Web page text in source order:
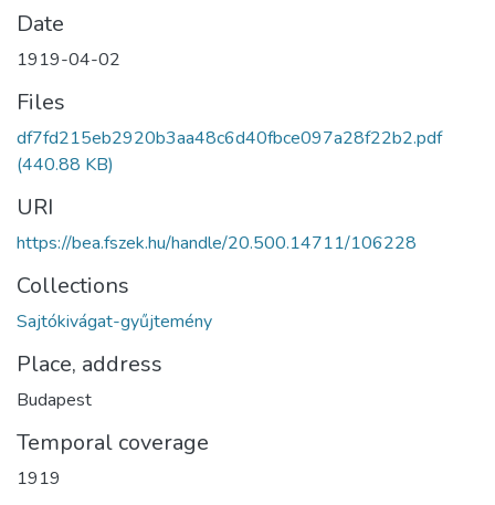
Date
1919-04-02
Files
df7fd215eb2920b3aa48c6d40fbce097a28f22b2.pdf
(440.88 KB)
URI
https://bea.fszek.hu/handle/20.500.14711/106228
Collections
Sajtókivágat-gyűjtemény
Place, address
Budapest
Temporal coverage
1919